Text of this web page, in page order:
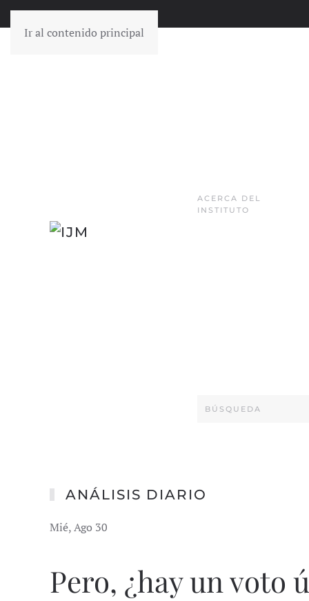
Ir al contenido principal
ACERCA DEL
INSTITUTO
ANÁLISIS DIARIO
Mié, Ago 30
Pero, ¿hay un voto